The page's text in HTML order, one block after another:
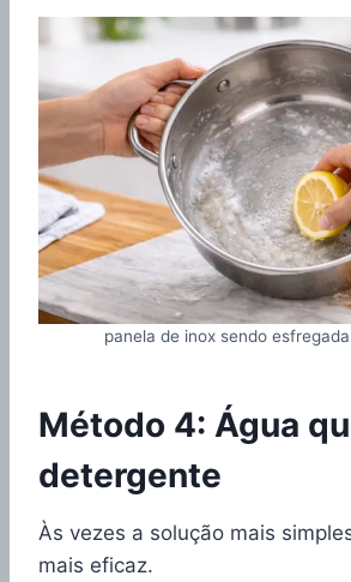
panela de inox sendo
Método 4: Água
detergente
Às vezes a solução mais
mais eficaz.